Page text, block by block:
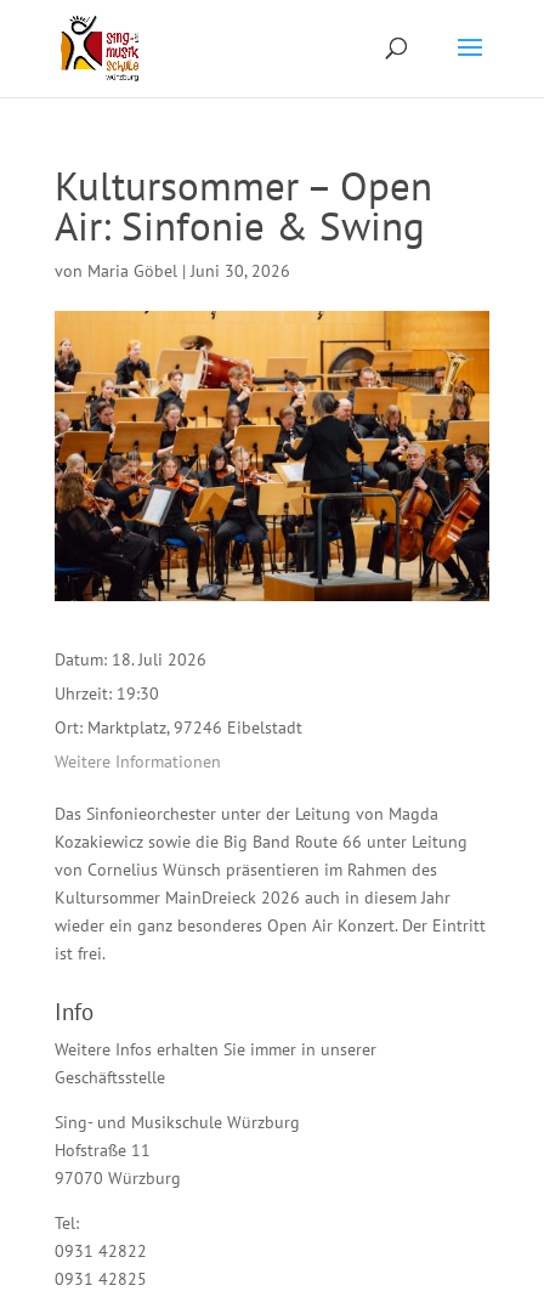
Kultursommer – Open
Air: Sinfonie & Swing
von Maria Göbel|Juni 30, 2026
Datum: 18. Juli 2026
Uhrzeit: 19:30
Ort: Marktplatz, 97246 Eibelstadt
Weitere Informationen
Das Sinfonieorchester unter der Leitung von Magda
Kozakiewicz sowie die Big Band Route 66 unter Leitung
von Cornelius Wünsch präsentieren im Rahmen des
Kultursommer MainDreieck 2026 auch in diesem Jahr
wieder ein ganz besonderes Open Air Konzert. Der Eintritt
ist frei.
Info
Weitere Infos erhalten Sie immer in unserer
Geschäftsstelle
Sing- und Musikschule Würzburg
Hofstraße 11
97070 Würzburg
Tel:
0931 42822
0931 42825